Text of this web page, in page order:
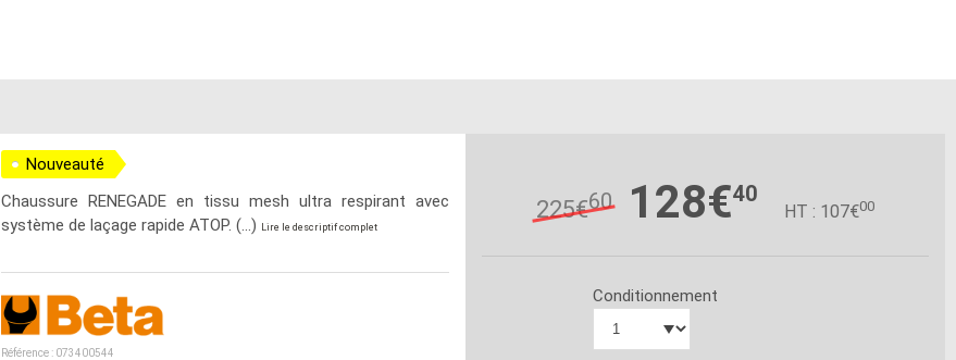
Nouveauté
Chaussure RENEGADE en tissu mesh ultra respirant avec
système de laçage rapide ATOP. (...)
Lire le descriptif complet
Référence : 073400544
225€60 128€40
HT : 107€00
Conditionnement